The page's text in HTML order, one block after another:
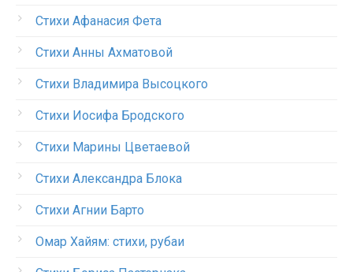
Стихи Афанасия Фета
Стихи Анны Ахматовой
Стихи Владимира Высоцкого
Стихи Иосифа Бродского
Стихи Марины Цветаевой
Стихи Александра Блока
Стихи Агнии Барто
Омар Хайям: стихи, рубаи